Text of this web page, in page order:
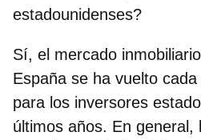
estadounidenses?
Sí, el mercado
España se ha vuelto
para los inversores
últimos años. En general,